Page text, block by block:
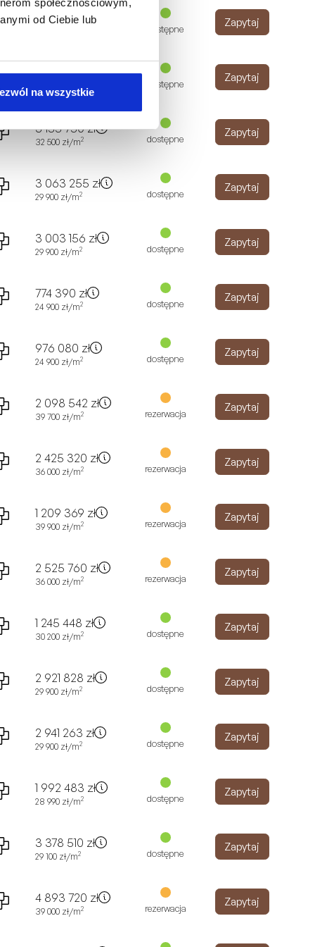
społecznościowym,
od Ciebie lub
na wszystkie
4 538 835zł
dostępne Zapytaj
2 850 250zł
/m dostępne Zapytaj
3 155 750zł
32 500 zł/m2 dostępne Zapytaj
3 063 255 zł
29 900 zł/m2 dostępne Zapytaj
3 003 156 zł
29 900 zł/m2 dostępne Zapytaj
774 390 zł
24 900 zł/m2 dostępne Zapytaj
976 080 zł
24 900 zł/m2 dostępne Zapytaj
2 098 542 zł
39 700 zł/m2 rezerwacja Zapytaj
2 425 320 zł
36 000 zł/m2 rezerwacja Zapytaj
1 209 369 zł
39 900 zł/m2 rezerwacja Zapytaj
2 525 760 zł
36 000 zł/m2 rezerwacja Zapytaj
1 245 448 zł
30 200 zł/m2 dostępne Zapytaj
2 921 828 zł
29 900 zł/m2 dostępne Zapytaj
2 941 263 zł
29 900 zł/m2 dostępne Zapytaj
1 992 483 zł
28 990 zł/m2 dostępne Zapytaj
3 378 510 zł
29 100 zł/m2 dostępne Zapytaj
4 893 720 zł
39 000 zł/m2 rezerwacja Zapytaj